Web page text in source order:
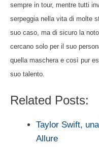
sempre in tour, mentre tutti
serpeggia nella vita di molte
suo caso, ma di sicuro la
cercano solo per il suo
quella maschera e così pur
suo talento.
Related Posts:
Taylor Swift,
Allure